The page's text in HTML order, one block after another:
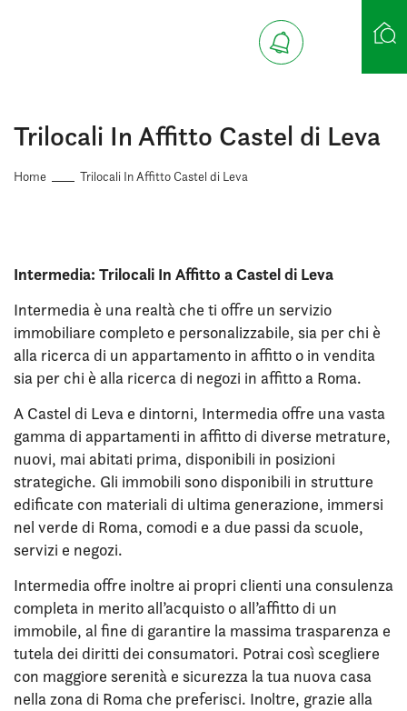
Ricerca case
Trilocali In Affitto Castel di Leva
Home Trilocali In Affitto Castel di Leva
Intermedia: Trilocali In Affitto a Castel di Leva
Intermedia è una realtà che ti offre un servizio
immobiliare completo e personalizzabile, sia per chi è
alla ricerca di un appartamento in affitto o in vendita
sia per chi è alla ricerca di negozi in affitto a Roma.
A Castel di Leva e dintorni, Intermedia offre una vasta
gamma di appartamenti in affitto di diverse metrature,
nuovi, mai abitati prima, disponibili in posizioni
strategiche. Gli immobili sono disponibili in strutture
edificate con materiali di ultima generazione, immersi
nel verde di Roma, comodi e a due passi da scuole,
servizi e negozi.
Intermedia offre inoltre ai propri clienti una consulenza
completa in merito all’acquisto o all’affitto di un
immobile, al fine di garantire la massima trasparenza e
tutela dei diritti dei consumatori. Potrai così scegliere
con maggiore serenità e sicurezza la tua nuova casa
nella zona di Roma che preferisci. Inoltre, grazie alla